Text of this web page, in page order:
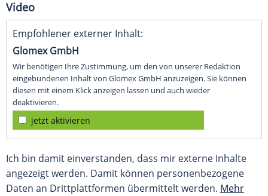
Video
Empfohlener externer Inhalt:
Glomex GmbH
Wir benötigen Ihre Zustimmung, um den von unserer Redaktion
eingebundenen Inhalt von Glomex GmbH anzuzeigen. Sie können
diesen mit einem Klick anzeigen lassen und auch wieder
deaktivieren.
jetzt aktivieren
Ich bin damit einverstanden, dass mir externe Inhalte
angezeigt werden. Damit können personenbezogene
Daten an Drittplattformen übermittelt werden. Mehr